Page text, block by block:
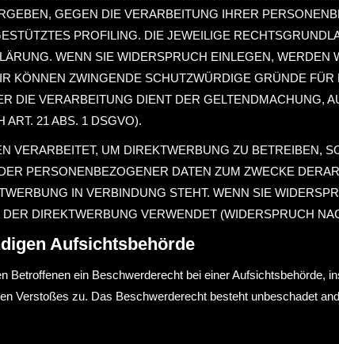
GEGEN DIE VERARBEITUNG IHRER
PROFILING. DIE JEWEILIGE
WENN SIE WIDERSPRUCH EINLEGEN,
KÖNNEN ZWINGENDE SCHUTZWÜRDIGE GRÜNDE
DIE VERARBEITUNG DIENT DER GELTENDMACHUNG,
21 ABS. 1 DSGVO).
VERARBEITET, UM DIREKTWERBUNG ZU BETREIBEN,
PERSONENBEZOGENER DATEN ZUM ZWECKE
IN VERBINDUNG STEHT. WENN SIE
DIREKTWERBUNG VERWENDET (WIDERSPRUCH
Aufsichtsbehörde
Betroffenen ein Beschwerderecht bei einer Aufsichtsbehörde,
Verstoßes zu. Das Beschwerderecht besteht unbeschadet